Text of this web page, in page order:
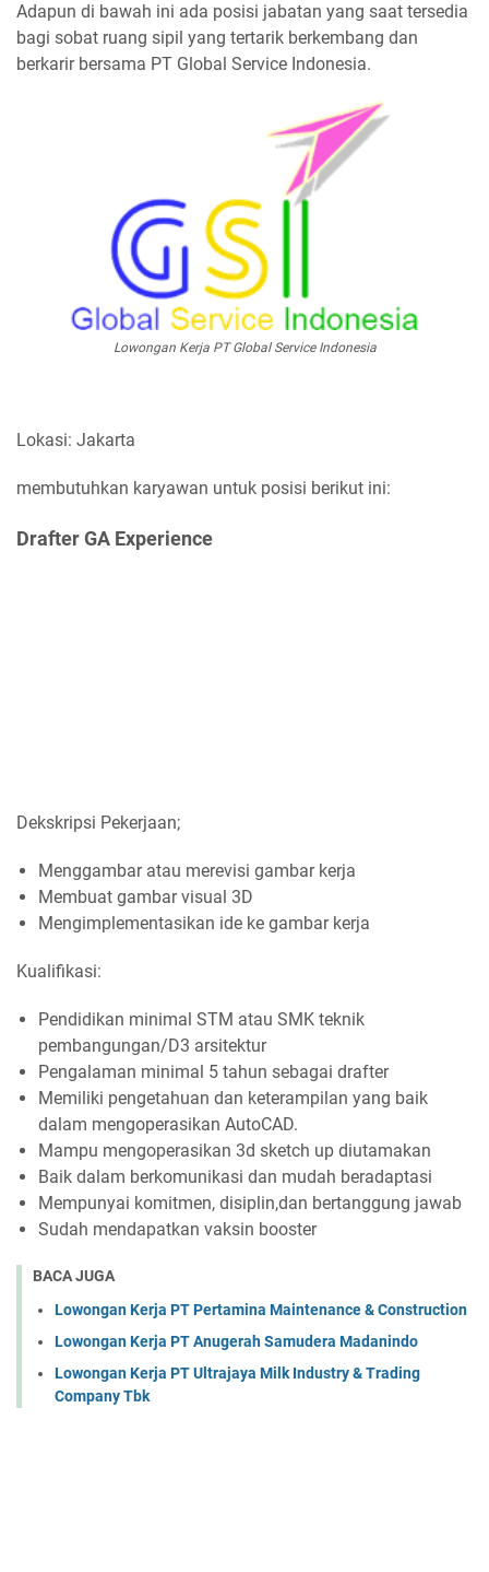
Adapun di bawah ini ada posisi jabatan yang saat tersedia
bagi sobat ruang sipil yang tertarik berkembang dan
berkarir bersama PT Global Service Indonesia.
Lowongan Kerja PT Global Service Indonesia
Lokasi: Jakarta
membutuhkan karyawan untuk posisi berikut ini:
Drafter GA Experience
Dekskripsi Pekerjaan;
Menggambar atau merevisi gambar kerja
Membuat gambar visual 3D
Mengimplementasikan ide ke gambar kerja
Kualifikasi:
Pendidikan minimal STM atau SMK teknik
pembangungan/D3 arsitektur
Pengalaman minimal 5 tahun sebagai drafter
Memiliki pengetahuan dan keterampilan yang baik
dalam mengoperasikan AutoCAD.
Mampu mengoperasikan 3d sketch up diutamakan
Baik dalam berkomunikasi dan mudah beradaptasi
Mempunyai komitmen, disiplin,dan bertanggung jawab
Sudah mendapatkan vaksin booster
BACA JUGA
Lowongan Kerja PT Pertamina Maintenance & Construction
Lowongan Kerja PT Anugerah Samudera Madanindo
Lowongan Kerja PT Ultrajaya Milk Industry & Trading
Company Tbk